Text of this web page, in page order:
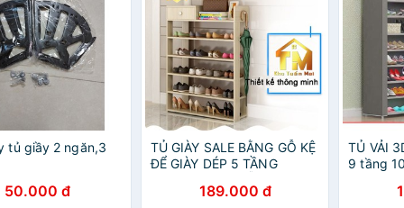
tủ giầy 2 ngăn,3
50.000 đ
TỦ GIÀY SALE BẰNG GỖ KỆ
ĐỂ GIÀY DÉP 5 TẦNG
LẮP GHÉP NHẬP KHẨU
189.000 đ
TỦ VẢI
9 tầng
hẳn kệ